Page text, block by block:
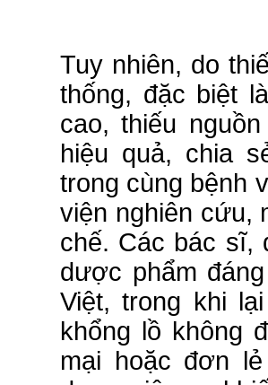
Tuy nhiên, do
thống, đặc biệt
cao, thiếu
hiệu quả, chia
trong cùng bệnh
viện nghiên cứu,
chế. Các bác sĩ,
dược phẩm
Việt, trong khi
khổng lồ không
mại hoặc đơn